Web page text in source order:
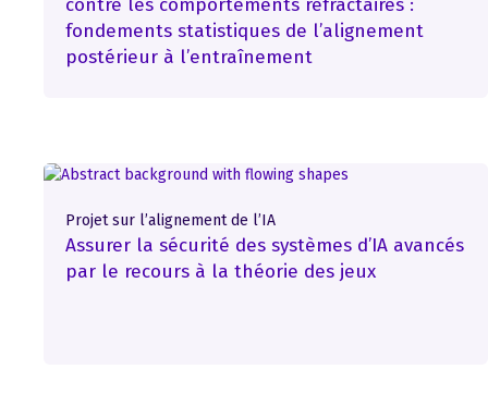
fondements statistiques de l’alignement
postérieur à l’entraînement
Projet sur l’alignement de l’IA
Assurer la sécurité des systèmes d’IA avancés
par le recours à la théorie des jeux